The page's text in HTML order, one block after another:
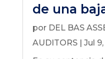
de una
por DEL BAS
AUDITORS| Jul